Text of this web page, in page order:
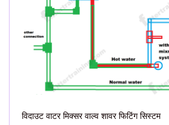
विदाउट वाटर मिक्सर वाल्व शावर फिटिंग सिस्टम